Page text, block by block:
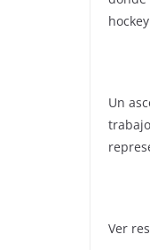
Un
Ver